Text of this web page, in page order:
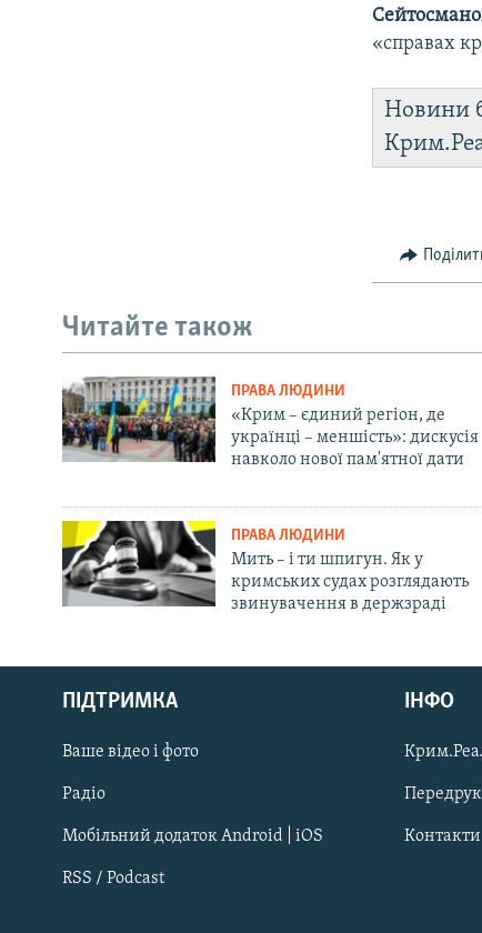
Русский
Qırımtatar
ДОЛУЧАЙСЯ!
«справах
Новини
Читайте також
ПРАВА ЛЮДИНИ
«Крим – єдиний регіон, де
українці – меншість»: дискусія
навколо нової пам'ятної дати
ПРАВА ЛЮДИНИ
Мить – і ти шпигун. Як у
кримських судах розглядають
звинувачення в держзраді
ПІДТРИМКА
Ваше відео і фото
Радіо
Мобільний додаток Android | iOS
RSS / Podcast
ІНФО
Передрук
Контакти